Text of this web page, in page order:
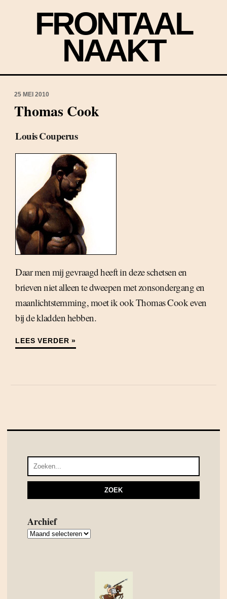
FRONTAAL
NAAKT
25 MEI 2010
Thomas Cook
Louis Couperus
Daar men mij gevraagd heeft in deze schetsen en
brieven niet alleen te dweepen met zonsondergang en
maanlichtstemming, moet ik ook Thomas Cook even
bij de kladden hebben.
LEES VERDER »
Archief
Archief